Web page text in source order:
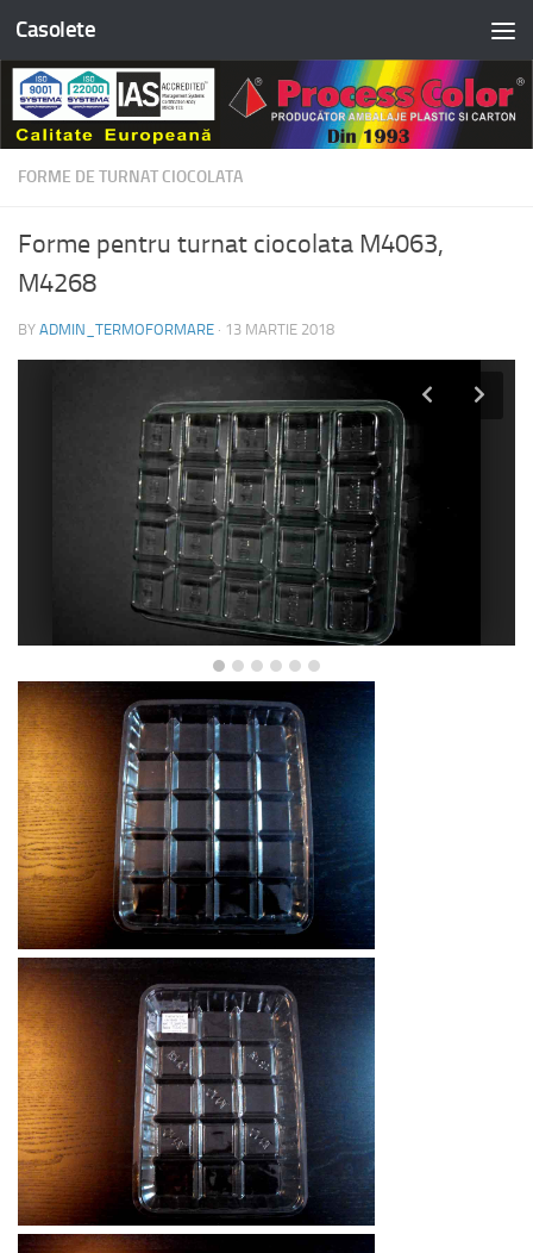
Skip to content
Casolete
FORME DE TURNAT CIOCOLATA
Forme pentru turnat ciocolata M4063,
M4268
BY ADMIN_TERMOFORMARE · 13 MARTIE 2018